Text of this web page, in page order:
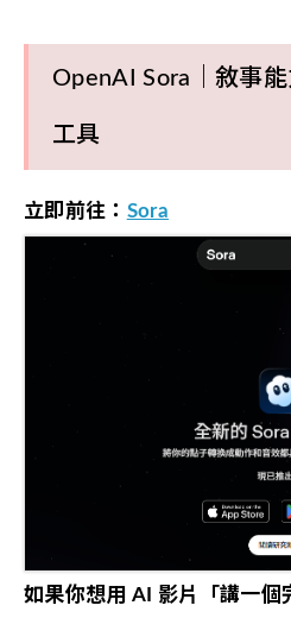
OpenAI Sora｜敘事
工具
立即前往： Sora
如果你想用 AI 影片「講一個